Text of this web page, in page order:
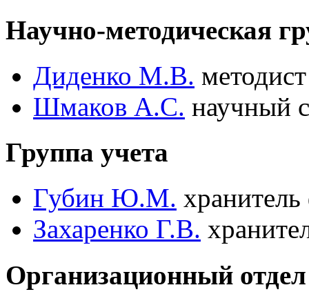
Научно-методическая
Диденко М.В. методист
Шмаков А.С. научный
Группа учета
Губин Ю.М.
Захаренко Г.В.
Организационный отдел